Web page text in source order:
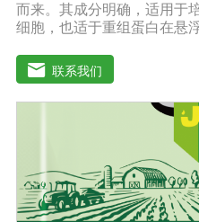
而来。其成分明确，适用于
细胞，也适于重组蛋白在悬
列培养基不含L-谷氨酰胺以
带来的不利影响。MAM-PF
不添加。无血清培养基比需
助于表达产物的纯化和后续
物。因此成分完全明确的培
培养基以及无血清培养基相
险控制的角度来看，不含动
同时它还可以避免动物性原
联系我们